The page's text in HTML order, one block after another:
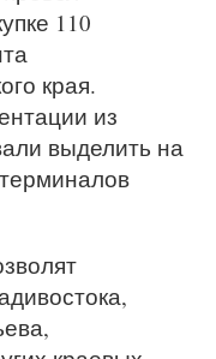
110
края.
из
выделить на